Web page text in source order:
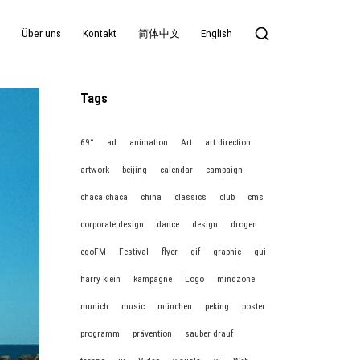
Über uns Kontakt 简体中文 English
Tags
69° ad animation Art art direction
artwork beijing calendar campaign
chaca chaca china classics club cms
corporate design dance design drogen
egoFM Festival flyer gif graphic gui
harry klein kampagne Logo mindzone
munich music münchen peking poster
programm prävention sauber drauf